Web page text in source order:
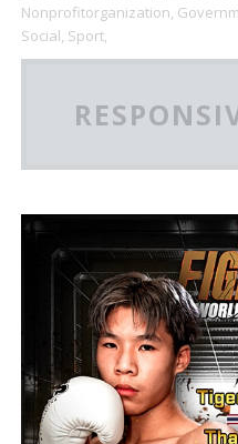
Nonprofitorganization,
Social, Sport,